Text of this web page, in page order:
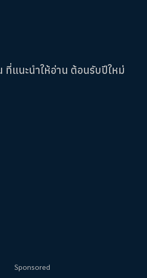
ที่แนะนำให้อ่าน ต้อนรับปีใหม่
Sponsored